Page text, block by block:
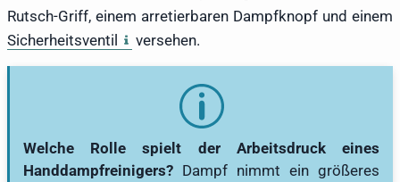
Rutsch-Griff, einem arretierbaren Dampfknopf und einem
Sicherheitsventil
versehen.
Welche Rolle spielt der Arbeitsdruck eines
Handdampfreinigers? Dampf nimmt ein größeres